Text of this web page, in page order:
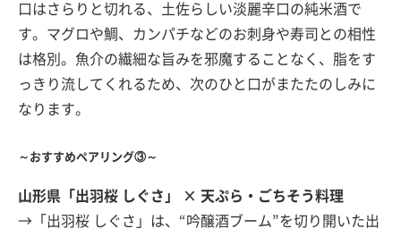
口はさらりと切れる、土佐らしい淡麗辛口の純米酒で
す。マグロや鯛、カンパチなどのお刺身や寿司との相性
は格別。魚介の繊細な旨みを邪魔することなく、脂をす
っきり流してくれるため、次のひと口がまたたのしみに
なります。
～おすすめペアリング③～
山形県「出羽桜 しぐさ」 × 天ぷら・ごちそう料理
→「出羽桜 しぐさ」は、“吟醸酒ブーム”を切り開いた出